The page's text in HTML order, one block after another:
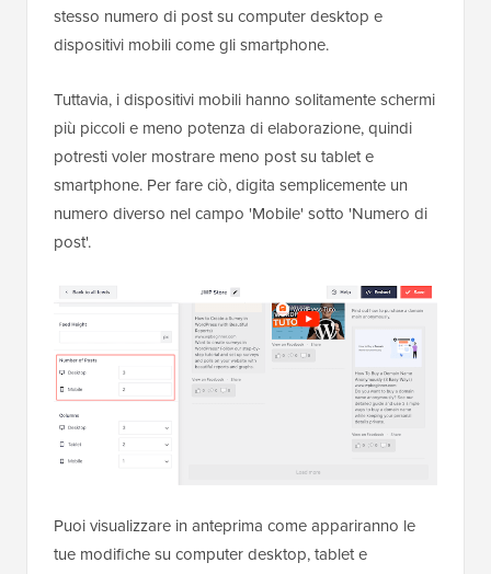
stesso numero di post su computer desktop e
dispositivi mobili come gli smartphone.
Tuttavia, i dispositivi mobili hanno solitamente schermi
più piccoli e meno potenza di elaborazione, quindi
potresti voler mostrare meno post su tablet e
smartphone. Per fare ciò, digita semplicemente un
numero diverso nel campo 'Mobile' sotto 'Numero di
post'.
Puoi visualizzare in anteprima come appariranno le
tue modifiche su computer desktop, tablet e